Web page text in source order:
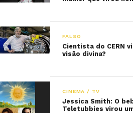
FALSO
Cientista do CERN
visão divina?
CINEMA / TV
Jessica Smith: O
Teletubbies virou